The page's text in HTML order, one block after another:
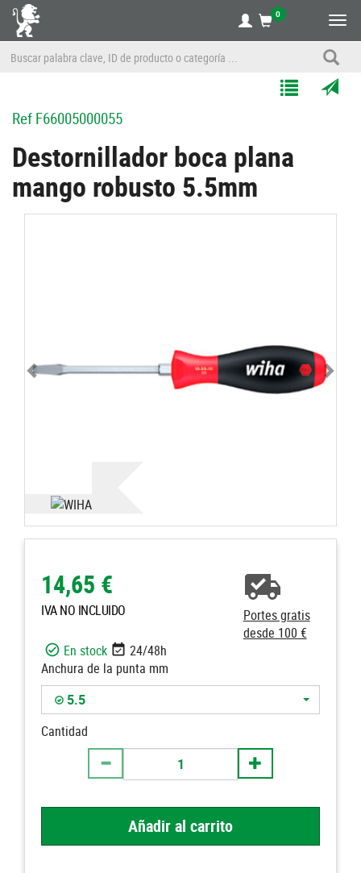
0
Listas
RefF66005000055
Destornillador boca plana
mango robusto 5.5mm
14,65 €
IVA NO INCLUIDO
Portes gratis
desde 100 €
En stock
24/48h
Anchura de la punta mm
5.5
Cantidad
Añadir al carrito